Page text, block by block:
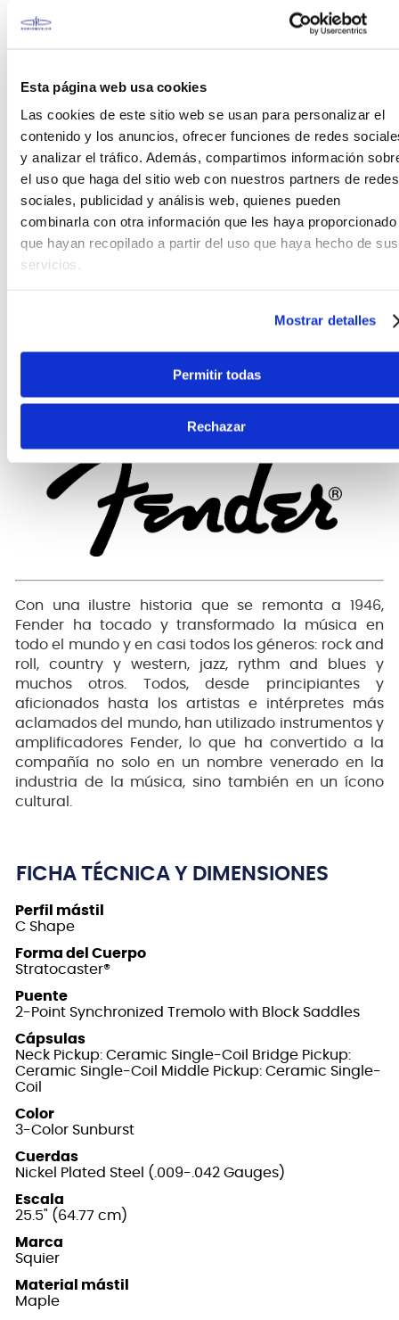
Esta página web usa cookies
Las cookies de este sitio web se usan para personalizar el
contenido y los anuncios, ofrecer funciones de redes
y analizar el tráfico. Además, compartimos información
el uso que haga del sitio web con nuestros partners de redes
sociales, publicidad y análisis web, quienes pueden
combinarla con otra información que les haya proporcionado
que hayan recopilado a partir del uso que haya hecho de sus
servicios.
Mostrar detalles
Permitir todas
Rechazar
Características
Cuerpo delgado y ligero
Tres pastillas de bobina simple Squier
Puente de trémolo de 2 puntos
Perfil de mástil en forma de "C" delgado y
cómodo
Clavijeros sellados de fundición a presión con
ejes partidos
Actualmente, las marcas de Fender incluyen
Fender®, Squier®, Gretsch®, Jackson®, Charvel® y
EVH®, entre otras.
Con una ilustre historia que se remonta a 1946,
Fender ha tocado y transformado la música en
todo el mundo y en casi todos los géneros: rock and
roll, country y western, jazz, rythm and blues y
muchos otros. Todos, desde principiantes y
aficionados hasta los artistas e intérpretes más
aclamados del mundo, han utilizado instrumentos y
amplificadores Fender, lo que ha convertido a la
compañía no solo en un nombre venerado en la
industria de la música, sino también en un ícono
cultural.
FICHA TÉCNICA Y DIMENSIONES
Perfil mástil
C Shape
Forma del Cuerpo
Stratocaster®
Puente
2-Point Synchronized Tremolo with Block Saddles
Cápsulas
Neck Pickup: Ceramic Single-Coil Bridge Pickup:
Ceramic Single-Coil Middle Pickup: Ceramic Single-
Coil
Color
3-Color Sunburst
Cuerdas
Nickel Plated Steel (.009-.042 Gauges)
Escala
25.5" (64.77 cm)
Marca
Squier
Material mástil
Maple